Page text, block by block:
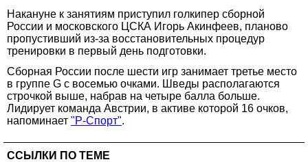
Накануне к занятиям приступил голкипер сборной
России и московского ЦСКА Игорь Акинфеев, планово
пропустивший из-за восстановительных процедур
тренировки в первый день подготовки.
Сборная России после шести игр занимает третье место
в группе G с восемью очками. Шведы располагаются
строчкой выше, набрав на четыре балла больше.
Лидирует команда Австрии, в активе которой 16 очков,
напоминает "Р-Спорт".
ССЫЛКИ ПО ТЕМЕ